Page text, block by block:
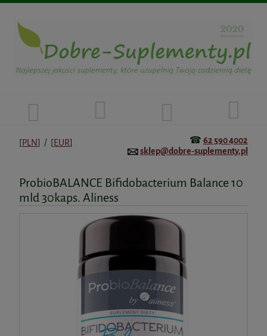
[PLN] / [EUR] ☎ 62 590 4002
sklep@dobre-suplementy.pl
ProbioBALANCE Bifidobacterium Balance 10
mld 30kaps. Aliness